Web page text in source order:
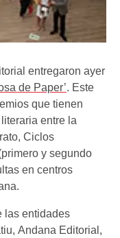
entregaron ayer
de Paper’. Este
que tienen
entre la
Ciclos
y segundo
en centros
las entidades
Andana Editorial,